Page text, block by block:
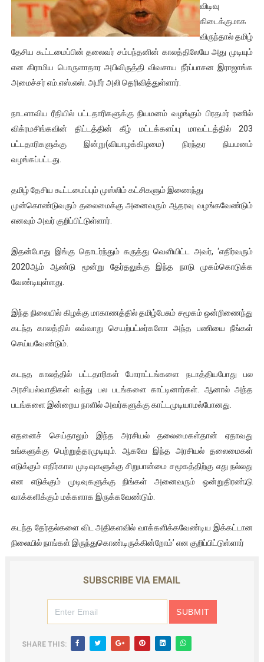
பிரபல நடிகை தூக்கிட்டு தற்கொலை!
வடிவேலுவுக்கு நீதிமன்றம் விதித்துள்ள அதிரடி உத்தரவு!
தியாகதீபம் லெப்.கேணல் திலீபன், கேணல் சங்கர் ஆகியோரின்
ஐ.நா முன்றலில் சீரற்ற காலநிலையிலும் தமிழின அழிப்பிற்கு
இளையராஜா – கமல் அவசர சந்திப்பு (படங்கள், விடியோ)
ஜனாதிபதி ஐக்கிய நாடுகளின் பொதுச் சபை கூட்டத்தில் இன்று
வலிமை தான் அஜித் திரைப்பயணத்திலே அதிக காலெக்ஷன் செய்த
அல்வா கொடுக்கின்றது இலங்கை!
2ஆம் நாள் உக்ரைன் யுத்தம்!! எங்களைத் தனிமையில்
விடிவு
கிடைக்குமாக
விருந்தால் தமிழ்
தேசிய கூட்டமைப்பின் தலைவர் சம்பந்தனின் காலத்திலேயே அது முடியும்
என கிராமிய பொருளாதார அபிவிருத்தி விவசாய நீர்ப்பாசன இராஜாங்க
அமைச்சர் எம்.எஸ்.எஸ். அமீர் அலி தெரிவித்துள்ளார்.
நாடளாவிய ரீதியில் பட்டதாரிகளுக்கு நியமனம் வழங்கும் பிரதமர் ரணில்
விக்ரமசிங்கவின் திட்டத்தின் கீழ் மட்டக்களப்பு மாவட்டத்தில் 203
பட்டதாரிகளுக்கு இன்று(வியாழக்கிழமை) நிரந்தர நியமனம்
வழங்கப்பட்டது.
தமிழ் தேசிய கூட்டமைப்பும் முஸ்லிம் கட்சிகளும் இணைந்து
முன்கொண்டுவரும் தலைமைக்கு அனைவரும் ஆதரவு வழங்கவேண்டும்
எனவும் அவர் குறிப்பிட்டுள்ளார்.
இதன்போது இங்கு தொடர்ந்தும் கருத்து வெளியிட்ட அவர், ‘எதிர்வரும்
2020ஆம் ஆண்டு மூன்று தேர்தலுக்கு இந்த நாடு முகம்கொடுக்க
வேண்டியுள்ளது.
இந்த நிலையில் கிழக்கு மாகாணத்தில் தமிழ்பேசும் சமூகம் ஒன்றிணைந்து
கடந்த காலத்தில் எவ்வாறு செயற்பட்டீர்களோ அந்த பணியை நீங்கள்
செய்யவேண்டும்.
கடநத காலத்தில் பட்டதாரிகள் போராட்டங்களை நடாத்தியபோது பல
அரசியல்வாதிகள் வந்து பல படங்களை காட்டினார்கள். ஆனால் அந்த
படங்களை இன்றைய நாளில் அவர்களுக்கு காட்டமுடியாமல்போனது.
எதனைச் செய்தாலும் இந்த அரசியல் தலைமைகள்தான் ஏதாவது
உங்களுக்கு பெற்றுத்தரமுடியும். ஆகவே இந்த அரசியல் தலைமைகள்
எடுக்கும் எதிர்கால முடிவுகளுக்கு சிறுபான்மை சமூகத்திற்கு எது நல்லது
என எடுக்கும் முடிவுகளுக்கு நிங்கள் அனைவரும் ஒன்றுதிரண்;டு
வாக்களிக்கும் மக்களாக இருக்கவேண்டும்.
கடந்த தேர்தல்களை விட அதிகளவில் வாக்களிக்கவேண்டிய இக்கட்டான
நிலையில் நாங்கள் இருந்துகொண்டிருக்கின்றோம்’ என குறிப்பிட்டுள்ளார்
SUBSCRIBE VIA EMAIL
SHARE THIS: